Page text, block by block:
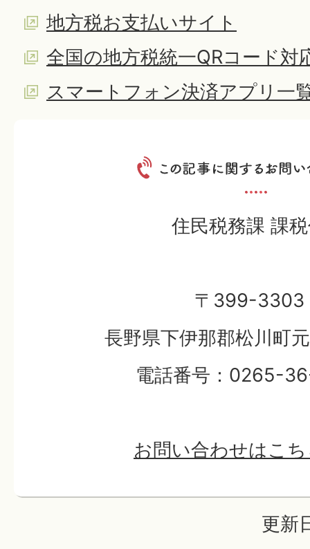
地方税お支払いサイト
全国の地方税統一QRコード対
スマートフォン決済アプリ一
住民税務課 課
〒399-3303
長野県下伊那郡松川町
電話番号：0265-
お問い合わせはこ
更新